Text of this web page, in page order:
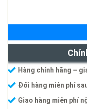
Hàng chính hãng –
Đổi hàng miễn phí
Giao hàng miễn phí